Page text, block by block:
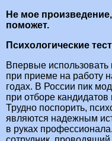
Не мое
поможет.
Психологические
Впервые использовать
при приеме на работу
годах. В России пик
при отборе
Трудно поспорить,
являются надежным
в руках